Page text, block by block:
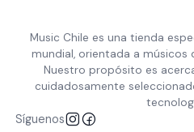
Music Chile es una tienda
mundial, orientada a músicos
Nuestro propósito es
cuidadosamente
Síguenos